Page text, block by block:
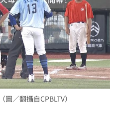
／翻攝自CPBLTV）